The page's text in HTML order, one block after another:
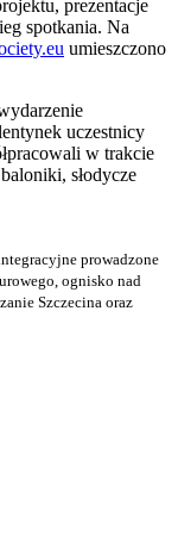
prezentacje
spotkania. Na
umieszczono
uczestnicy
w trakcie
słodycze
prowadzone
ognisko nad
Szczecina oraz